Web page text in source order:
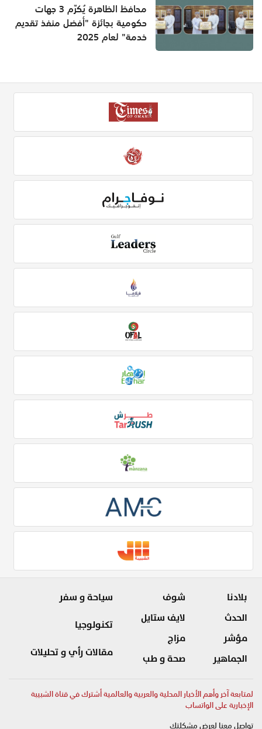
محافظ الظاهرة يُكرّم 3 جهات
حكومية بجائزة "أفضل منفذ تقديم
خدمة" لعام 2025
بلادنا
الحدث
مؤشر
الجماهير
شوف
لايف ستايل
مزاج
صحة و طب
سياحة و سفر
تكنولوجيا
مقالات رأي و تحليلات
لمتابعة آخر وأهم الأخبار المحلية والعربية والعالمية أشترك في قناة الشبيبة
الإخبارية على الواتساب